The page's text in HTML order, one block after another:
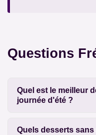
Questions
Quel est le meilleur
journée d'été ?
Quels desserts